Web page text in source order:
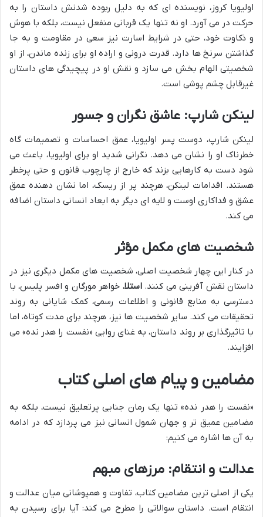
اولیویا کروز، نویسنده ای که به دلیل ربوده شدنش داستان را به
حرکت در می آورد. او نه تنها یک قربانی منفعل نیست، بلکه با هوش
و ذکاوت خود، حتی در شرایط اسارت نیز سعی در مقاومت و به جا
گذاشتن سرنخ ها دارد. قدرت درونی و اراده او برای زنده ماندن، از او
شخصیتی الهام بخش می سازد و نقش او در پیچیدگی های داستان
غیرقابل چشم پوشی است.
لینکن شارپ: عاشق نگران و جسور
لینکن شارپ، دوست پسر اولیویا، عمق احساسات و تصمیمات گاه
خطرناک او را نشان می دهد. نگرانی شدید او برای اولیویا، باعث می
شود دست به کارهایی بزند که خارج از چارچوب قانون و حتی پرخطر
هستند. اقدامات لینکن، هرچند پر از ریسک، اما نشان دهنده عمق
عشق و فداکاری اوست و لایه ای دیگر به ابعاد انسانی داستان اضافه
می کند.
شخصیت های مکمل مؤثر
در کنار این چهار شخصیت اصلی، شخصیت های مکمل دیگری نیز در
داستان نقش آفرینی می کنند.استلا، خواهر مورگان و افسر پلیس، با
دسترسی به منابع قانونی و اطلاعات رسمی، کمک شایانی به روند
تحقیقات می کند. سایر شخصیت ها نیز، هرچند برای مدت کوتاه، اما
با تاثیرگذاری بر روند داستان، به غنای روایی «نفست را هدر نده» می
افزایند.
مضامین و پیام های اصلی کتاب
«نفست را هدر نده» تنها یک رمان جنایی پرتعلیق نیست، بلکه به
مضامین عمیق تر و جهان شمول انسانی نیز می پردازد که در ادامه
به آن ها اشاره می کنیم:
عدالت و انتقام: مرزهای مبهم
یکی از اصلی ترین مضامین کتاب، تفاوت و همپوشانی میان عدالت و
انتقام است. داستان سوالاتی را مطرح می کند: آیا برای رسیدن به